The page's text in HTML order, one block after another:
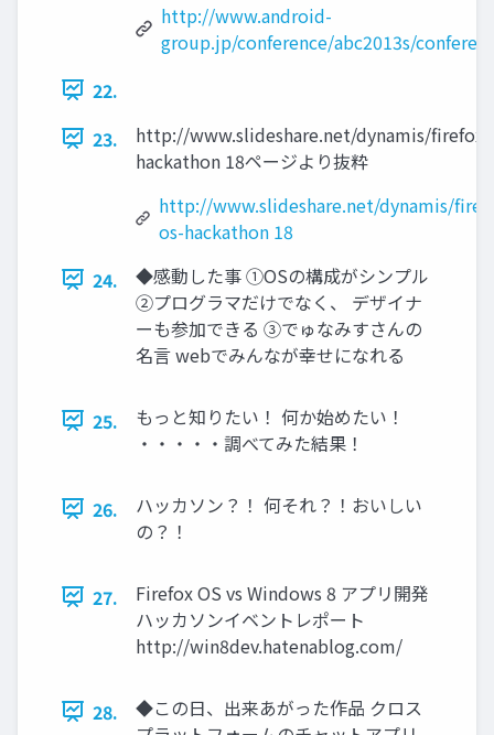
http://www.android-
group.jp/conference/abc2013s/
22.
23.
http://www.slideshare.net/dynamis/
hackathon 18ページより抜粋
http://www.slideshare.net/dynamis/
os-hackathon 18
24.
◆感動した事 ①OSの構成がシンプル
②プログラマだけでなく、 デザイナ
ーも参加できる ③でゅなみすさんの
名言 webでみんなが幸せになれる
25.
もっと知りたい！ 何か始めたい！
・・・・・調べてみた結果！
26.
ハッカソン？！ 何それ？！おいしい
の？！
27.
Firefox OS vs Windows 8 アプリ開発
ハッカソンイベントレポート
http://win8dev.hatenablog.com/
28.
◆この日、出来あがった作品 クロス